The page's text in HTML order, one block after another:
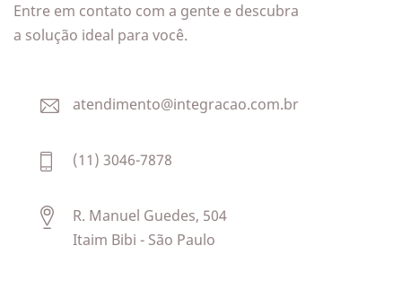
Entre em contato com a gente e descubra
a solução ideal para você.
atendimento@integracao.com.br
(11) 3046-7878
R. Manuel Guedes, 504
Itaim Bibi - São Paulo